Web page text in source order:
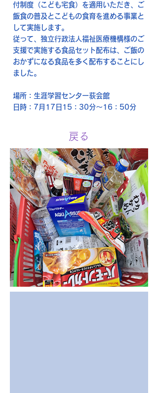
付制度（こども宅食）を適用いただき、ご
飯食の普及とこどもの食育を進める事業と
して実施します。
従って、独立行政法人福祉医療機構様のご
支援で実施する食品セット配布は、ご飯の
おかずになる食品を多く配布することにし
ました。
場所：生涯学習センター荻会館
日時：7月17日15：30分～16：50分
戻る